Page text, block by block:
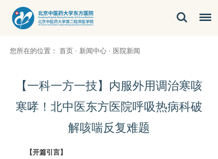
您所在的位置： 首页 · 新闻中心 · 医院新闻
【一科一方一技】内服外用调治寒咳
寒哮！北中医东方医院呼吸热病科破
解咳喘反复难题
【开篇引言】